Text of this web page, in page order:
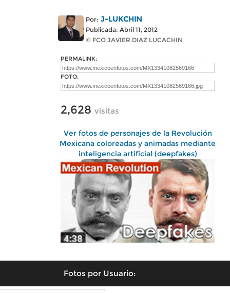
Por: J-LUKCHIN
Publicada: Abril 11, 2012
© FCO JAVIER DIAZ LUCACHIN
PERMALINK:
FOTO:
2,628 visitas
Ver fotos de personajes de la Revolución
Mexicana coloreadas y animadas mediante
inteligencia artificial (deepfakes)
Fotos por Usuario: